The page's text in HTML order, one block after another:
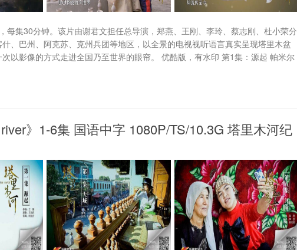
集30分钟。该片由谢君文担任总导演，郑燕、王刚、李玲、蔡志刚、杜小荣分
、巴州、阿克苏、克州兵团等地区，以全景的电视视听语言真实呈现塔里木盆
以影像的方式走进全国乃至世界的眼帘。 优酷版，有水印 第1集：源起 帕米尔
》1-6集 国语中字 1080P/TS/10.3G 塔里木河纪